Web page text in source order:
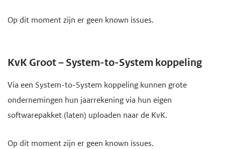
Op dit moment zijn er geen known issues.
KvK Groot – System-to-System koppeling
Via een System-to-System koppeling kunnen grote
ondernemingen hun jaarrekening via hun eigen
softwarepakket (laten) uploaden naar de KvK.
Op dit moment zijn er geen known issues.